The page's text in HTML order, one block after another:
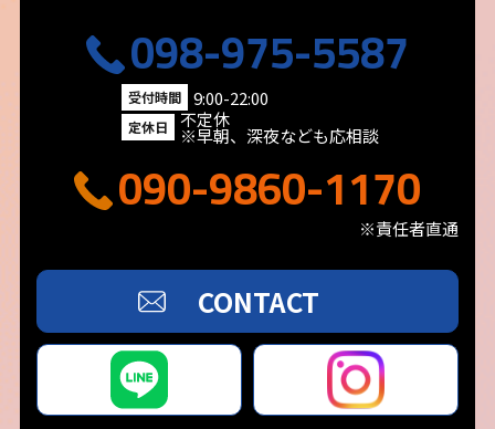
098-975-5587
受付時間 9:00-22:00
定休日 不定休
※早朝、深夜なども応相談
090-9860-1170
※責任者直通
CONTACT